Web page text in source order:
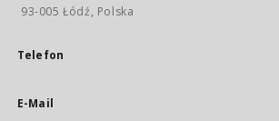
93-005 Łódź, Polska
Telefon
E-Mail